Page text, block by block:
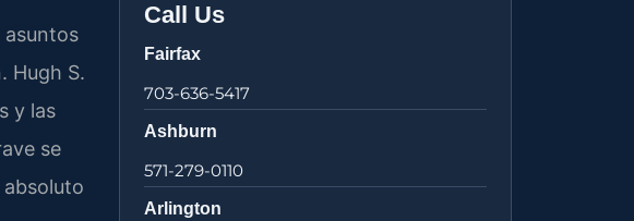
asuntos
Hugh S.
y las
se
Call Us
Fairfax
703-636-5417
Ashburn
571-279-0110
Arlington